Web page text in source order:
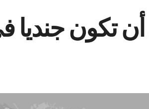
تكون جنديا